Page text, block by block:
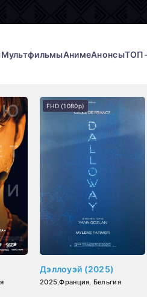
МультфильмыАнимеАнонсы
Дэллоуэй (2025)
2025 ,Франция Бельгия
FHD (1080p)